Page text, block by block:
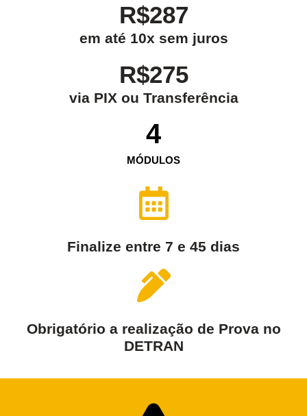
R$287
em até 10x sem juros
R$275
via PIX ou Transferência
MÓDULOS
4
Finalize entre 7 e 45 dias
Obrigatório a realização de Prova no
DETRAN